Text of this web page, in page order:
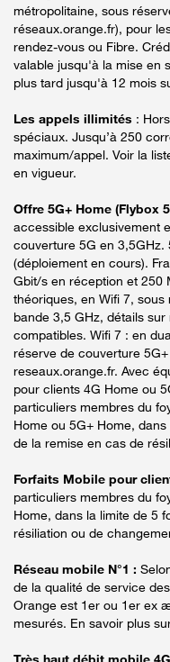
métropolitaine, sous
réseaux.orange.fr), pour
rendez-vous ou Fibre.
valable jusqu'à la mise en
plus tard jusqu'à 12 mois
Les appels illimités :
spéciaux. Jusqu’à 250
maximum/appel. Voir la
en vigueur.
Offre 5G+ Home (Flybox
accessible exclusivement
couverture 5G en
(déploiement en cours).
Gbit/s en réception et 250
théoriques, en Wifi 7,
bande 3,5 GHz, détails
compatibles. Wifi 7 : en
réserve de couverture
reseaux.orange.fr. Avec
pour clients 4G Home ou
particuliers membres du
Home ou 5G+ Home,
de la remise en cas de
Forfaits Mobile pour
particuliers membres du
Home, dans la limite de 5
résiliation ou de
Réseau mobile N°1 :
de la qualité de service
Orange est 1er ou 1er ex
mesurés. En savoir plus
Très haut débit mobile